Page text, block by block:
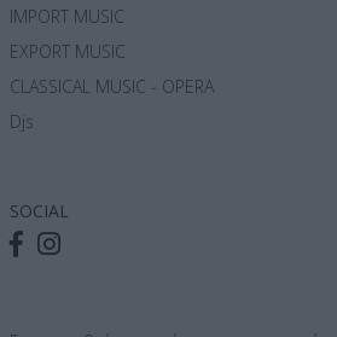
IMPORT MUSIC
EXPORT MUSIC
CLASSICAL MUSIC - OPERA
Djs
SOCIAL